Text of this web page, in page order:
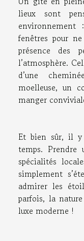
lieux sont
environnement
fenêtres pour
présence
l’atmosphère.
d’une
moelleuse, un
manger
Et bien sûr, il y
temps. Prendre
spécialités
simplement
admirer les
parfois, la
luxe moderne !